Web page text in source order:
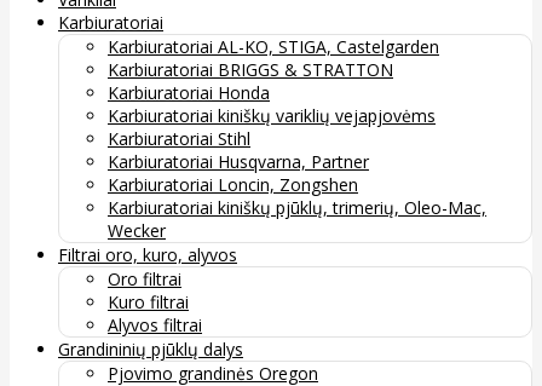
Karbiuratoriai
Karbiuratoriai AL-KO, STIGA, Castelgarden
Karbiuratoriai BRIGGS & STRATTON
Karbiuratoriai Honda
Karbiuratoriai kiniškų variklių vejapjovėms
Karbiuratoriai Stihl
Karbiuratoriai Husqvarna, Partner
Karbiuratoriai Loncin, Zongshen
Karbiuratoriai kiniškų pjūklų, trimerių, Oleo-Mac,
Wecker
Filtrai oro, kuro, alyvos
Oro filtrai
Kuro filtrai
Alyvos filtrai
Grandininių pjūklų dalys
Pjovimo grandinės Oregon